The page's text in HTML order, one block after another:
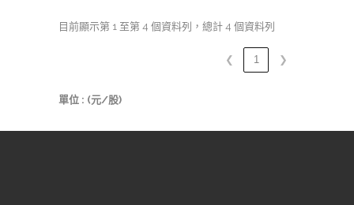
目前顯示第 1 至第 4 個資料列，總計 4 個資料列
❮ 1 ❯
單位 : (元/股)